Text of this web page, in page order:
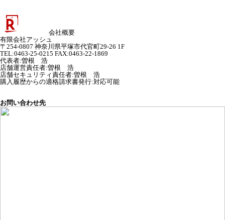
会社概要
有限会社アッシュ
〒254-0807 神奈川県平塚市代官町29-26 1F
TEL:0463-25-0215 FAX:0463-22-1869
代表者:曽根 浩
店舗運営責任者:曽根 浩
店舗セキュリティ責任者:曽根 浩
購入履歴からの適格請求書発行:対応可能
お問い合わせ先